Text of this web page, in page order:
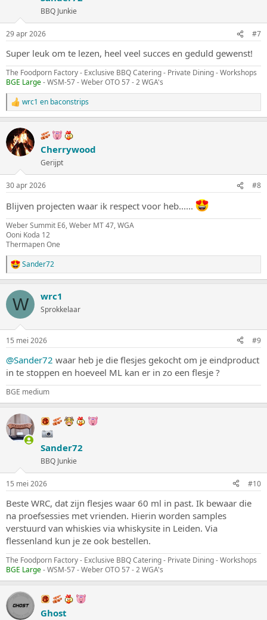
e
:
BBQ Junkie
29 apr 2026 #7
Super leuk om te lezen, heel veel succes en geduld gewenst!
The Foodporn Factory - Exclusive BBQ Catering - Private Dining - Workshops
BGE Large- WSM-57 - Weber OTO 57 - 2 WGA's
W
a
r
d
e
i
n
g
e
n
:
wrc1 en baconstrips
Cherrywood
Gerijpt
30 apr 2026 #8
Blijven projecten waar ik respect voor heb......
Weber Summit E6, Weber MT 47, WGA
Ooni Koda 12
Thermapen One
W
a
r
d
e
n
e
n
:
Sander72
W wrc1
Sprokkelaar
15 mei 2026 #9
@Sander72 waar heb je die flesjes gekocht om je eindproduct
in te stoppen en hoeveel ML kan er in zo een flesje ?
BGE medium
Sander72
BBQ Junkie
15 mei 2026 #10
Beste WRC, dat zijn flesjes waar 60 ml in past. Ik bewaar die
na proefsessies met vrienden. Hierin worden samples
verstuurd van whiskies via whiskysite in Leiden. Via
flessenland kun je ze ook bestellen.
The Foodporn Factory - Exclusive BBQ Catering - Private Dining - Workshops
BGE Large- WSM-57 - Weber OTO 57 - 2 WGA's
Ghost